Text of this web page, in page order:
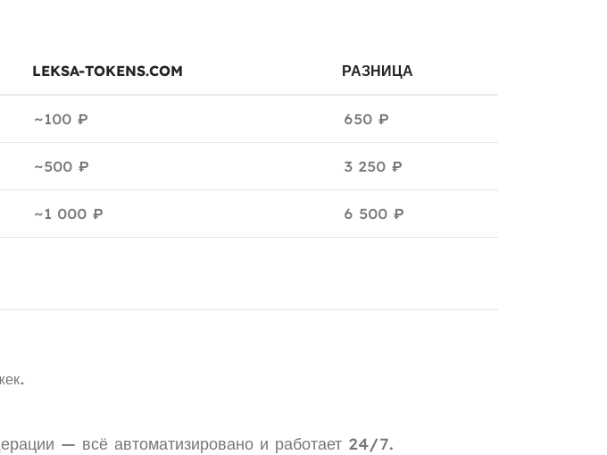
LEKSA-TOKENS.COM РАЗНИЦА
~100 ₽ 650 ₽
~500 ₽ 3 250 ₽
~1 000 ₽ 6 500 ₽
— всё автоматизировано и работает 24/7.